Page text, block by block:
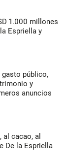
1.000 millones
Espriella y
gasto público,
y
anuncios
al cacao, al
De la Espriella